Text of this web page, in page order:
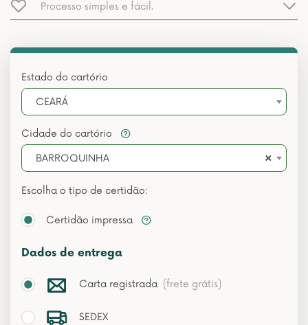
Processo simples e fácil.
Estado do cartório
CEARÁ
Cidade do cartório
×
BARROQUINHA
Escolha o tipo de certidão:
Certidão impressa
Dados de entrega
Carta registrada (frete grátis)
SEDEX